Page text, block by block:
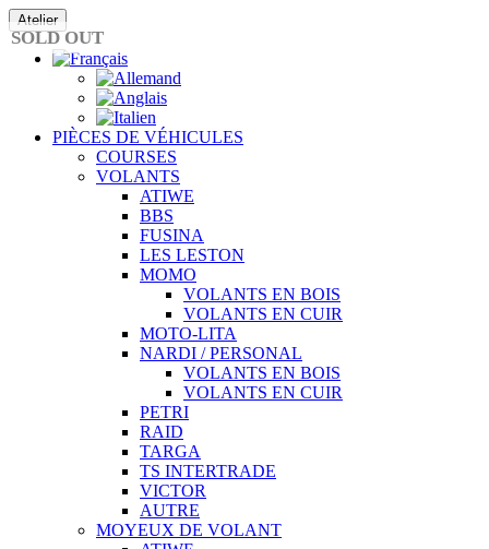
Passer
au
contenu
Atelier
PIÈCES DE VÉHICULES
COURSES
VOLANTS
ATIWE
BBS
FUSINA
LES LESTON
MOMO
VOLANTS EN BOIS
VOLANTS EN CUIR
MOTO-LITA
NARDI / PERSONAL
VOLANTS EN BOIS
VOLANTS EN CUIR
PETRI
RAID
TARGA
TS INTERTRADE
VICTOR
AUTRE
MOYEUX DE VOLANT
SOLD OUT